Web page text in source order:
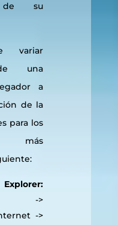
su
variar
una
a
de la
para los
más
->
->